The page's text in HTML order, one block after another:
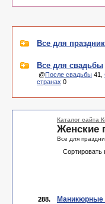
Все для
Все для свадьбы
@После свадьбы 41,
странах 0
Каталог сайта
Женские
Все для
Сортировать
288. Маникюрные